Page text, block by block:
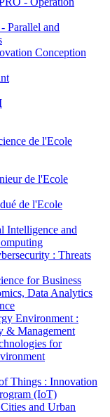
Parallel and
Conception
de l'Ecole
de l'Ecole
de l'Ecole
and
: Threats
for Business
Data Analytics
Environment :
& Management
for
Things : Innovation
(IoT)
and Urban